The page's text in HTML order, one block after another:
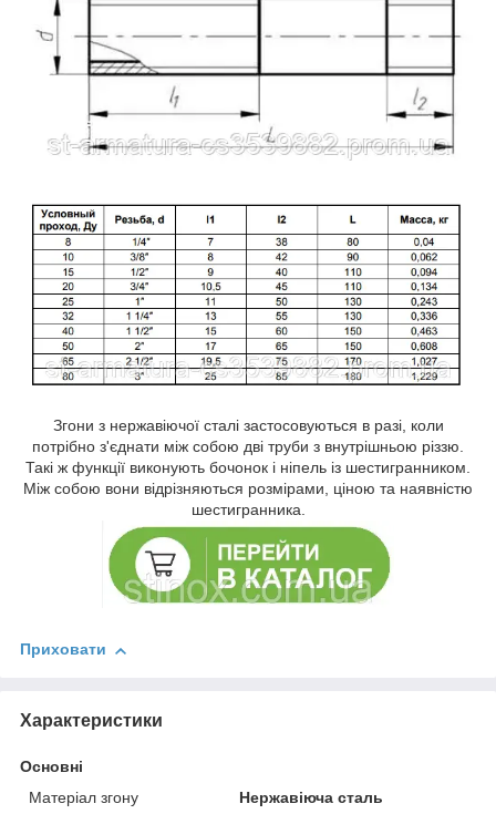
Згони з нержавіючої сталі застосовуються в разі, коли
потрібно з'єднати між собою дві труби з внутрішньою різзю.
Такі ж функції виконують бочонок і ніпель із шестигранником.
Між собою вони відрізняються розмірами, ціною та наявністю
шестигранника.
Приховати
Характеристики
Основні
Матеріал згону
Нержавіюча сталь